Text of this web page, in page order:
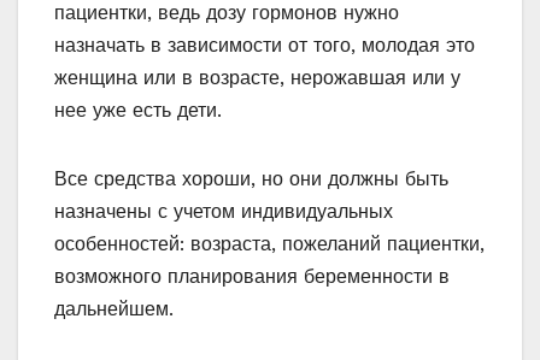
пациентки, ведь дозу гормонов нужно
назначать в зависимости от того, молодая это
женщина или в возрасте, нерожавшая или у
нее уже есть дети.
Все средства хороши, но они должны быть
назначены с учетом индивидуальных
особенностей: возраста, пожеланий пациентки,
возможного планирования беременности в
дальнейшем.